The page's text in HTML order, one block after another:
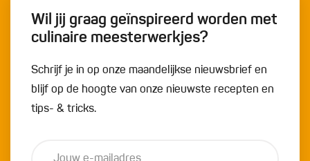
Wil jij graag geïnspireerd worden met
culinaire meesterwerkjes?
Schrijf je in op onze maandelijkse nieuwsbrief en
blijf op de hoogte van onze nieuwste recepten en
tips- & tricks.